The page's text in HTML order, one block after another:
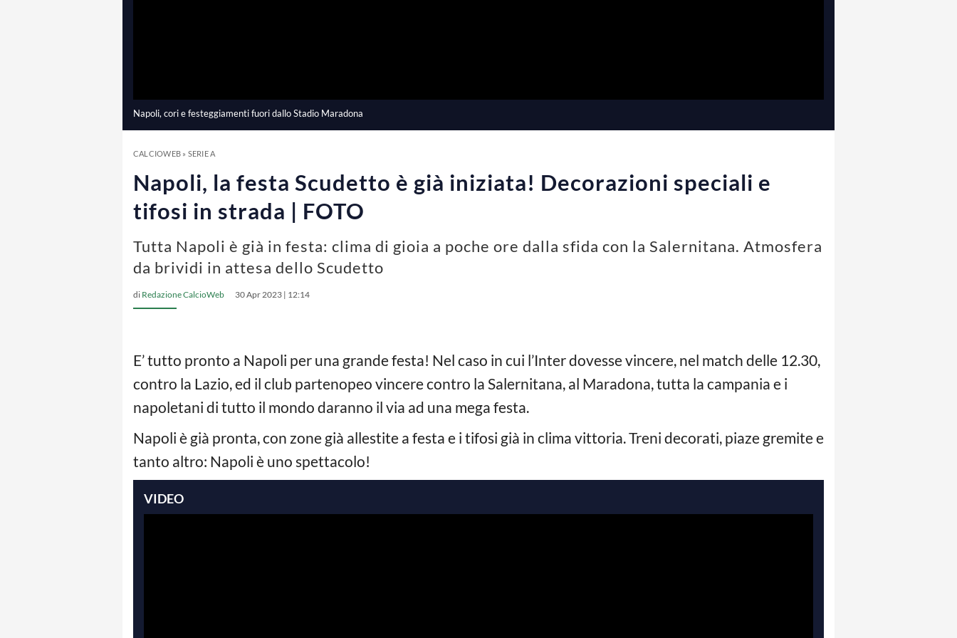
V
d
Napoli, cori e festeggiamenti fuori dallo Stadio Maradona
CALCIOWEB» SERIE A
Napoli, la festa Scudetto è già iniziata! Decorazioni speciali e
tifosi in strada | FOTO
Tutta Napoli è già in festa: clima di gioia a poche ore dalla sfida con la Salernitana. Atmosfera
da brividi in attesa dello Scudetto
di Redazione CalcioWeb 30 Apr 2023 | 12:14
E’ tutto pronto a Napoli per una grande festa! Nel caso in cui l’Inter dovesse vincere, nel match delle 12.30,
contro la Lazio, ed il club partenopeo vincere contro la Salernitana, al Maradona, tutta la campania e i
napoletani di tutto il mondo daranno il via ad una mega festa.
Napoli è già pronta, con zone già allestite a festa e i tifosi già in clima vittoria. Treni decorati, piaze gremite e
tanto altro: Napoli è uno spettacolo!
VIDEO